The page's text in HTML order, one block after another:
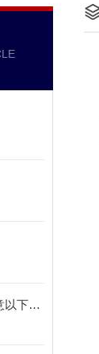
在使用热电偶补偿电缆时，需要注意以下几点